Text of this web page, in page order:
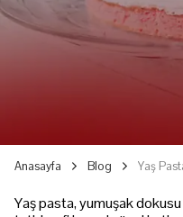
Anasayfa Blog Yaş
Yaş pasta, yumuşak